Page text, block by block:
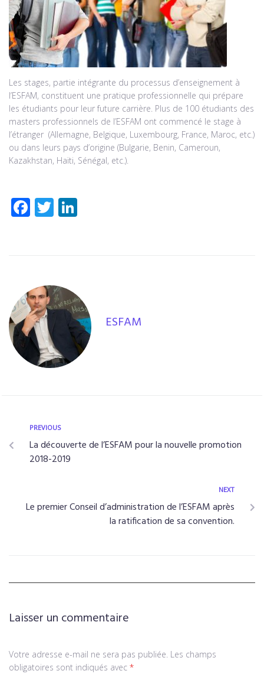
Les stages, partie intégrante du processus d’enseignement à
l’ESFAM, constituent une pratique professionnelle qui prépare
les étudiants pour leur future carrière. Plus de 100 étudiants des
masters professionnels de l’ESFAM ont commencé le stage à
l’étranger (Allemagne, Belgique, Luxembourg, France, Maroc, etc.)
ou dans leurs pays d’origine (Bulgarie, Benin, Cameroun,
Kazakhstan, Haïti, Sénégal, etc.).
F
o
o
k
T
n
ESFAM
PREVIOUS
La découverte de l’ESFAM pour la nouvelle promotion
2018-2019
NEXT
Le premier Conseil d’administration de l’ESFAM après
la ratification de sa convention.
Laisser un commentaire
Votre adresse e-mail ne sera pas publiée. Les champs
obligatoires sont indiqués avec *